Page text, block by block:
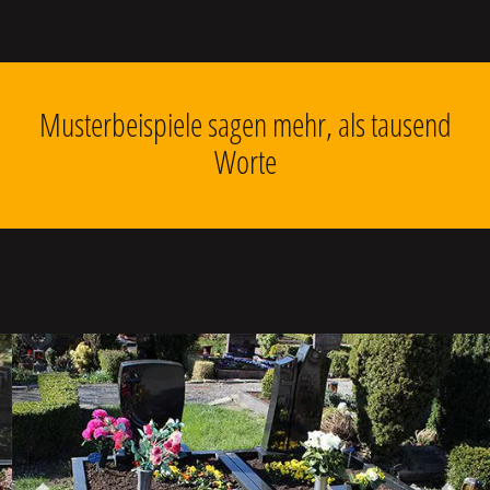
Musterbeispiele sagen mehr, als tausend
Worte